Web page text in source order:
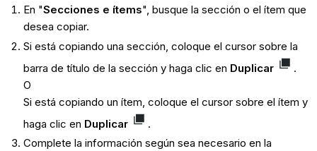
En "Secciones e ítems", busque la sección o el ítem que
desea copiar.
Si está copiando una sección, coloque el cursor sobre la
barra de título de la sección y haga clic en Duplicar
.
O
Si está copiando un ítem, coloque el cursor sobre el ítem y
haga clic en Duplicar
.
Complete la información según sea necesario en la